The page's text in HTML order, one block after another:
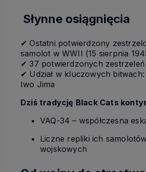
Słynne osiągnięcia
✔ Ostatni potwierdzony
samolot w WWII (15 sierpnia
✔ 37 potwierdzonych zestrzeleń
✔ Udział w kluczowych bitwach:
Iwo Jima
Dziś tradycję Black Cats
VAQ-34 – współczesna
Liczne repliki ich
wojskowych